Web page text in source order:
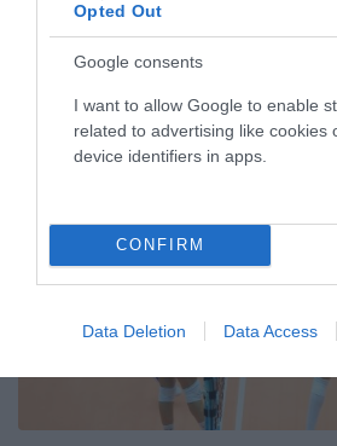
Opted Out
Google consents
I want to allow Google to enable
related to advertising like cookies
device identifiers in apps.
CONFIRM
Data Deletion Data Access
ΤΕΛΕΥΤΑΙΑ ΝΕΑ